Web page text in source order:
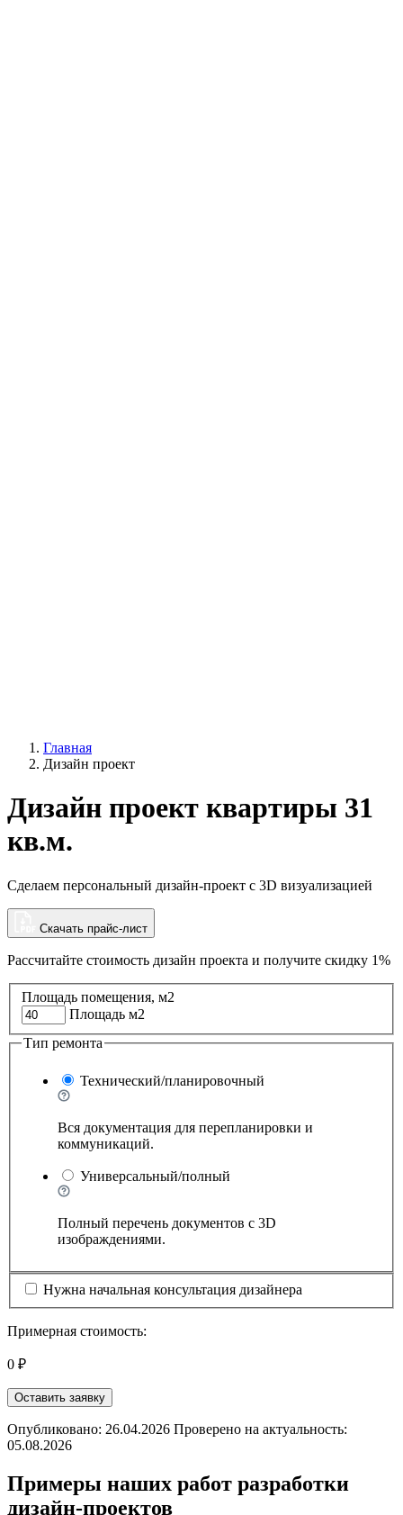
Главная
Дизайн проект
Дизайн проект квартиры 31
кв.м.
Сделаем персональный дизайн-проект с 3D визуализацией
Скачать прайс-лист
Рассчитайте стоимость дизайн проекта и получите скидку 1%
Площадь помещения, м2
Площадь м2
Тип ремонта
Технический/планировочный
Вся документация для перепланировки и
коммуникаций.
Универсальный/полный
Полный перечень документов с 3D
изображдениями.
Нужна начальная консультация дизайнера
Примерная стоимость:
0 ₽
Оставить заявку
Опубликовано: 26.04.2026 Проверено на актуальность:
05.08.2026
Примеры наших работ разработки
дизайн-проектов